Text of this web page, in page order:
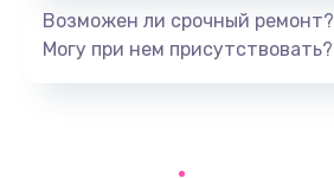
Заказать
Возможен ли срочный ремонт?
Могу при нем присутствовать?